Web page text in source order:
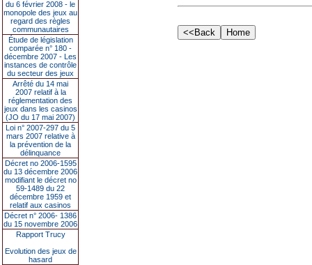
du 6 février 2008 - le
monopole des jeux au
regard des règles
communautaires
Étude de législation
comparée n° 180 -
décembre 2007 - Les
instances de contrôle
du secteur des jeux
Arrêté du 14 mai
2007 relatif à la
réglementation des
jeux dans les casinos
(JO du 17 mai 2007)
Loi n° 2007-297 du 5
mars 2007 relative à
la prévention de la
délinquance
Décret no 2006-1595
du 13 décembre 2006
modifiant le décret no
59-1489 du 22
décembre 1959 et
relatif aux casinos
Décret n° 2006- 1386
du 15 novembre 2006
Rapport Trucy
Evolution des jeux de
hasard